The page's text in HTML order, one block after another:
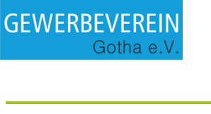
Keine Kommentare